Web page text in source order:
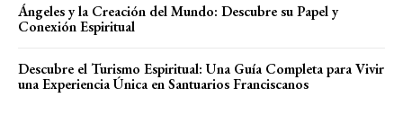
Ángeles y la Creación del Mundo: Descubre su Papel y
Conexión Espiritual
Descubre el Turismo Espiritual: Una Guía Completa para Vivir
una Experiencia Única en Santuarios Franciscanos